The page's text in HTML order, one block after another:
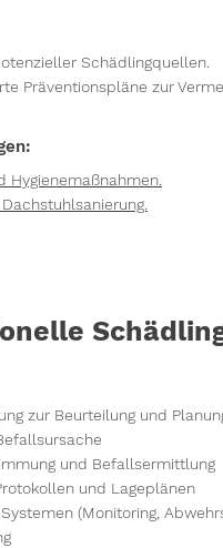
Schädlingquellen.
Präventionspläne zur
Hygienemaßnahmen.
zur Beurteilung und
und Befallsermittlung
und Lageplänen
(Monitoring,